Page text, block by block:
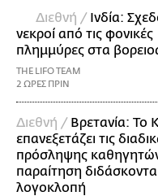
Διεθνή / Ινδία:
νεκροί από τις φονικές
πλημμύρες στα
THE LIFO TEAM
2 ΩΡΕΣ ΠΡΙΝ
Διεθνή / Βρετανία: Το
επανεξετάζει τις
πρόσληψης
παραίτηση διδάσκοντα
λογοκλοπή